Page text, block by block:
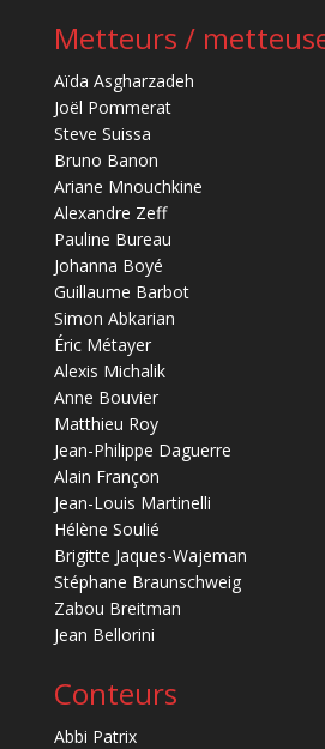
Metteurs /
Aïda Asgharzadeh
Joël Pommerat
Steve Suissa
Bruno Banon
Ariane Mnouchkine
Alexandre Zeff
Pauline Bureau
Johanna Boyé
Guillaume Barbot
Simon Abkarian
Éric Métayer
Alexis Michalik
Anne Bouvier
Matthieu Roy
Jean-Philippe Daguerre
Alain Françon
Jean-Louis Martinelli
Hélène Soulié
Brigitte Jaques-Wajeman
Stéphane Braunschweig
Zabou Breitman
Jean Bellorini
Conteurs
Abbi Patrix